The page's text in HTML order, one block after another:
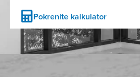
Pokrenite kalkulator